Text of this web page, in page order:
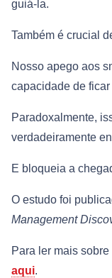
guiá-la.
Também é crucial
Nosso apego aos
capacidade de
Paradoxalmente,
verdadeiramente
E bloqueia a
O estudo foi
Management
Para ler mais
aqui.